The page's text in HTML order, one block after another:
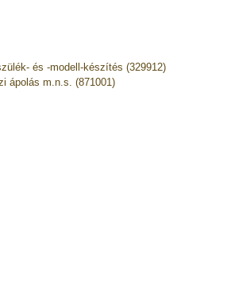
és -modell-készítés (329912)
ápolás m.n.s. (871001)